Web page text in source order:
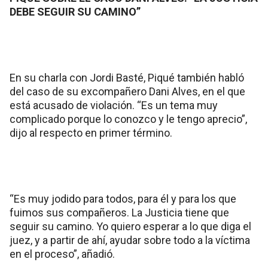
DEBE SEGUIR SU CAMINO”
En su charla con Jordi Basté, Piqué también habló
del caso de su excompañero Dani Alves, en el que
está acusado de violación. “Es un tema muy
complicado porque lo conozco y le tengo aprecio”,
dijo al respecto en primer término.
“Es muy jodido para todos, para él y para los que
fuimos sus compañeros. La Justicia tiene que
seguir su camino. Yo quiero esperar a lo que diga el
juez, y a partir de ahí, ayudar sobre todo a la víctima
en el proceso”, añadió.